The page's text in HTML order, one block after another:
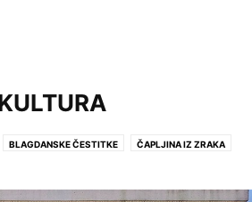
BLAGDANSKE ČESTITKE ČAPLJINA IZ ZRAKA
POLJOPRIVREDA PROMO PROMO +